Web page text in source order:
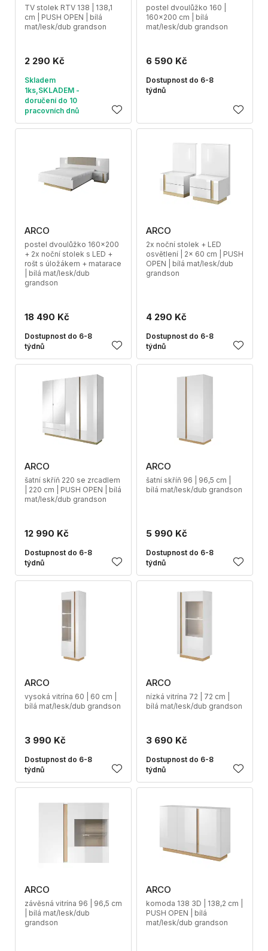
TV stolek RTV 138 | 138,1
cm | PUSH OPEN | bílá
mat/lesk/dub grandson
2 290 Kč
Skladem
1ks,SKLADEM -
doručení do 10
pracovních dnů
postel dvoulůžko 160 |
160x200 cm | bílá
mat/lesk/dub grandson
6 590 Kč
Dostupnost do 6-8
týdnů
ARCO
postel dvoulůžko 160x200
+ 2x noční stolek s LED +
rošt s úložákem + matarace
| bílá mat/lesk/dub
grandson
18 490 Kč
Dostupnost do 6-8
týdnů
ARCO
2x noční stolek + LED
osvětlení | 2x 60 cm | PUSH
OPEN | bílá mat/lesk/dub
grandson
4 290 Kč
Dostupnost do 6-8
týdnů
ARCO
šatní skříň 220 se zrcadlem
| 220 cm | PUSH OPEN | bílá
mat/lesk/dub grandson
12 990 Kč
Dostupnost do 6-8
týdnů
ARCO
šatní skříň 96 | 96,5 cm |
bílá mat/lesk/dub grandson
5 990 Kč
Dostupnost do 6-8
týdnů
ARCO
vysoká vitrína 60 | 60 cm |
bílá mat/lesk/dub grandson
3 990 Kč
Dostupnost do 6-8
týdnů
ARCO
nízká vitrína 72 | 72 cm |
bílá mat/lesk/dub grandson
3 690 Kč
Dostupnost do 6-8
týdnů
ARCO
závěsná vitrína 96 | 96,5 cm
| bílá mat/lesk/dub
grandson
ARCO
komoda 138 3D | 138,2 cm |
PUSH OPEN | bílá
mat/lesk/dub grandson